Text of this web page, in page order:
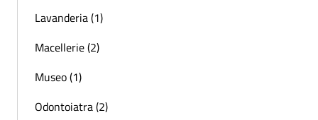
Lavanderia (1)
Macellerie (2)
Museo (1)
Odontoiatra (2)